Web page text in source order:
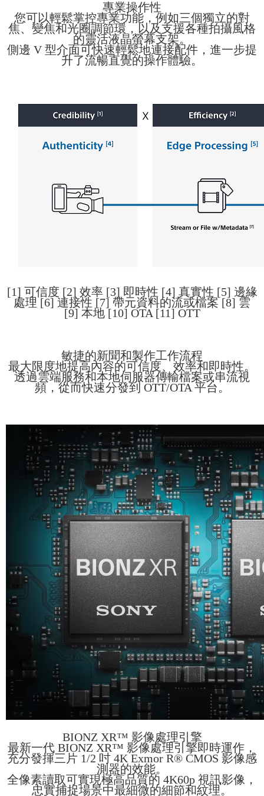
專業操作性
您可以輕鬆掌控專業功能，例如三個獨立的對
焦、變焦和光圈調節環，以及支援各種拍攝風格
的靈活液晶螢幕支架。
側邊 V 型介面可快速輕鬆地連接配件，進一步提
升了流暢直覺的操作體驗。
[1] 可信度 [2] 效率 [3] 即時性 [4] 真實性 [5] 邊緣
處理 [6] 連接性 [7] 帶元資料的流或檔案 [8] 雲
[9] 本地 [10] OTA [11] OTT
敏捷的新聞和製作工作流程
最大限度地提高內容的可信度、效率和即時性。
透過雲端服務和本地伺服器傳輸檔案或串流視
頻，從而快速分發到 OTT/OTA 平台。
BIONZ XR™ 影像處理引擎
最新一代 BIONZ XR™ 影像處理引擎即時運作，
充分發揮三片 1/2 吋 4K Exmor R® CMOS 影像感
測器的效能。
全像素讀取可實現極高品質的 4K60p 視訊影像，
忠實捕捉場景中最細微的細節和紋理。